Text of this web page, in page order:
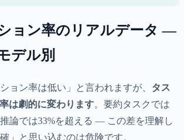
ョン率のリアルデータ —
デル別
ョン率は低い」と言われますが、 タス
は劇的に変わります。要約タスクでは
論では33%を超える — この差を理解し
」と思い込むのは危険です。